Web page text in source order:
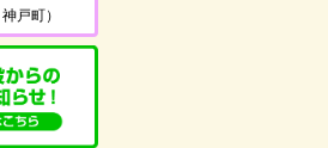
戸町）